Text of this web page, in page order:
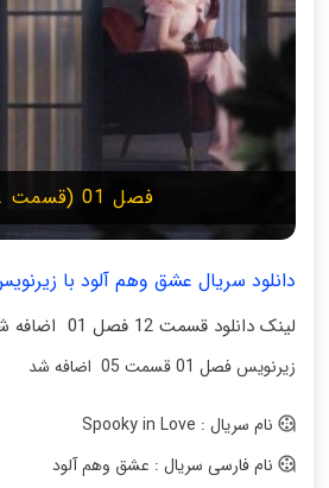
فصل 01 (قسمت 12)
دانلود سریال عشق وهم آلود با
لینک دانلود قسمت 12 فصل 01 اضافه شد
زیرنویس فصل 01 قسمت 05 اضافه شد
نام سریال : Spooky in Love
نام فارسی سریال : عشق وهم آلود